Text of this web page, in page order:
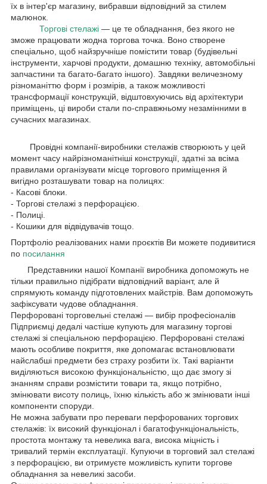
їх в інтер'єр магазину, вибравши відповідний за стилем
малюнок.
Торгові стелажі — це те обладнання, без якого не
зможе працювати жодна торгова точка. Воно створене
спеціально, щоб найзручніше помістити товар (будівельні
інструменти, харчові продукти, домашню техніку, автомобільні
запчастини та багато-багато іншого). Завдяки величезному
різноманіттю форм і розмірів, а також можливості
трансформації конструкцій, відштовхуючись від архітектури
приміщень, ці вироби стали по-справжньому незамінними в
сучасних магазинах.
Провідні компанії-виробники стелажів створюють у цей
момент часу найрізноманітніші конструкції, здатні за всіма
правилами організувати місце торгового приміщення й
вигідно розташувати товар на полицях:
- Касові блоки.
- Торгові стелажі з перфорацією.
- Полиці.
- Кошики для відвідувачів тощо.
Портфоліо реалізованих нами проєктів Ви можете подивитися
по посилання
Представники нашої Компанії виробника допоможуть не
тільки правильно підібрати відповідний варіант, але й
спрямують команду підготовлених майстрів. Вам допоможуть
зафіксувати чудове обладнання.
Перфоровані торговельні стелажі — вибір професіоналів
Підприємці дедалі частіше купують для магазину торгові
стелажі зі спеціальною перфорацією. Перфоровані стелажі
мають особливе покриття, яке допомагає встановлювати
найслабші предмети без страху розбити їх. Такі варіанти
виділяються високою функціональністю, що дає змогу зі
знанням справи розмістити товари та, якщо потрібно,
змінювати висоту полиць, їхню кількість або ж змінювати інші
компоненти споруди.
Не можна забувати про переваги перфорованих торгових
стелажів: їх високий функціонал і багатофункціональність,
простота монтажу та невелика вага, висока міцність і
тривалий термін експлуатації. Купуючи в торговий зал стелажі
з перфорацією, ви отримуєте можливість купити торгове
обладнання за невеликі засоби.